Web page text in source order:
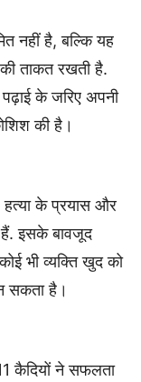
नहीं है, बल्कि यह
ताकत रखती है.
के जरिए अपनी
की है।
हत्या के प्रयास और
हैं. इसके बावजूद
भी व्यक्ति खुद को
सकता है।
कैदियों ने सफलता